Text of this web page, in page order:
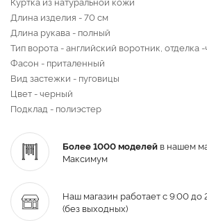
Длина изделия - 70 см
Длина рукава - полный
Тип ворота - английский воротник, отделка
Фасон - приталенный
Вид застежки - пуговицы
Цвет - черный
Подклад - полиэстер
Более 1000 моделей в нашем
Максимум
Наш магазин работает с 9:00 до
(без выходных)